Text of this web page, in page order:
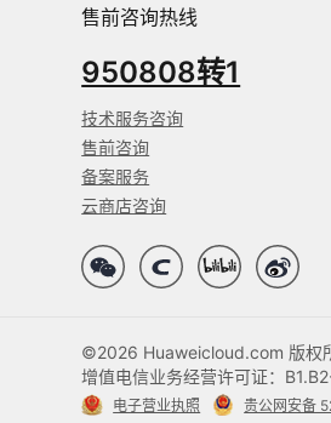
售前咨询热线
950808转1
技术服务咨询
售前咨询
备案服务
云商店咨询
©2026 Huaweicloud.com 版权
增值电信业务经营许可证：
电子营业执照 贵公网安备